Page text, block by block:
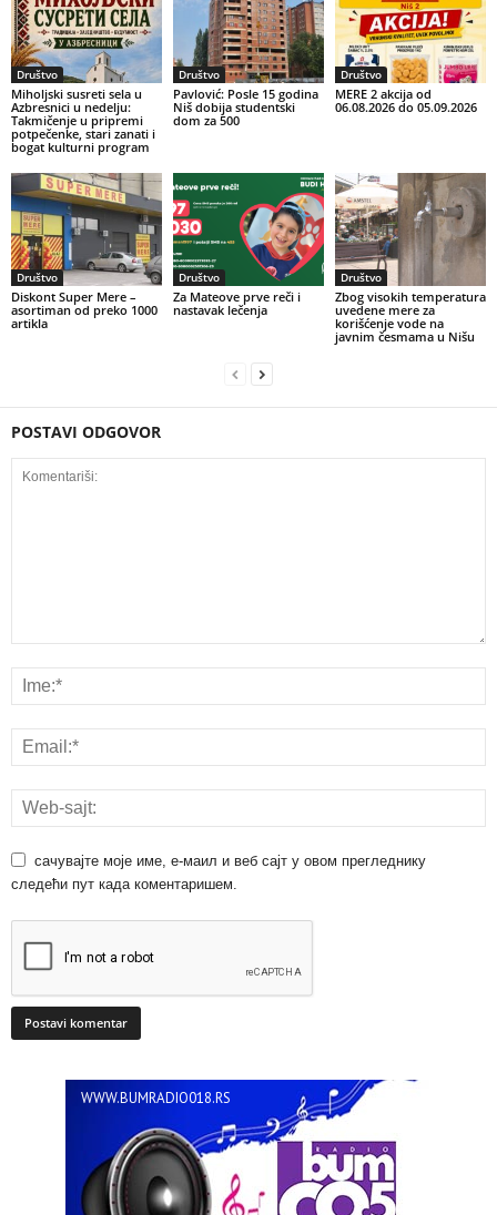
Društvo
Miholjski susreti sela u
Azbresnici u nedelju:
Takmičenje u pripremi
potpečenke, stari zanati i
bogat kulturni program
Društvo
Pavlović: Posle 15 godina
Niš dobija studentski
dom za 500
Društvo
MERE 2 akcija od
06.08.2026 do 05.09.2026
Društvo
Diskont Super Mere –
asortiman od preko 1000
artikla
Društvo
Za Mateove prve reči i
nastavak lečenja
Društvo
Zbog visokih temperatura
uvedene mere za
korišćenje vode na
javnim česmama u Nišu
POSTAVI ODGOVOR
сачувајте моје име, е-маил и веб сајт у овом прегледнику
следећи пут када коментаришем.
WWW.BUMRADIO018.RS